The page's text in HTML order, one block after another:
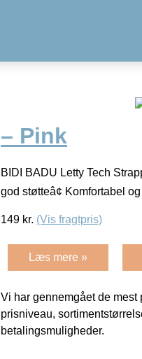
– Pink
BIDI BADU Letty Tech
god støtteâ¢ Komfortabel
149 kr. (Vis fragtpris)
Læs mere »
Vi har gennemgået de
prisniveau,
betalingsmuligheder.